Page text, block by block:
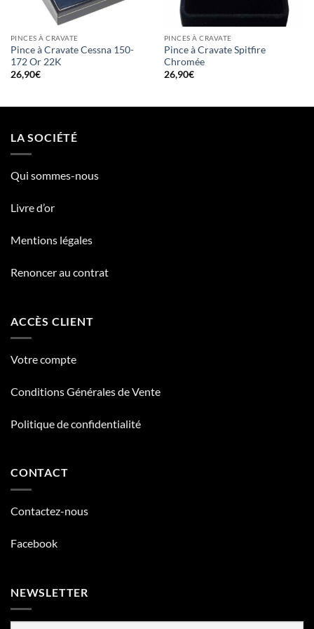
PINCES À CRAVATE
Pince à Cravate Cessna 150-
172 Or 22K
26,90€
PINCES À CRAVATE
Pince à Cravate Spitfire
Chromée
26,90€
LA SOCIÉTÉ
Qui sommes-nous
Livre d’or
Mentions légales
Renoncer au contrat
ACCÈS CLIENT
Votre compte
Conditions Générales de Vente
Politique de confidentialité
CONTACT
Contactez-nous
Facebook
NEWSLETTER